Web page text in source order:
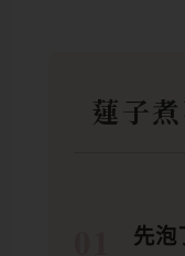
蓮子
先泡